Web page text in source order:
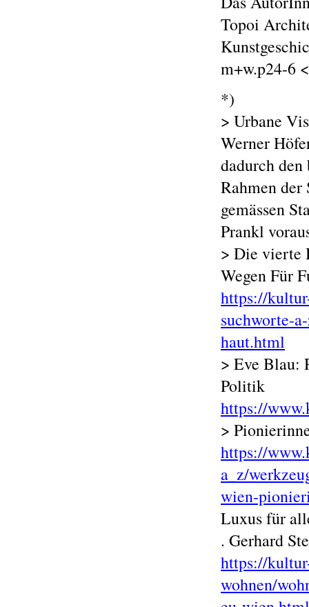
Topoi
m+w.p24-6
*)
> Urbane
Werner
dadurch den
Rahmen
gemässen
Prankl
> Die vierte
Wegen Für
https://
suchworte-
haut.html
> Eve Blau:
Politik
https://
>
https://
a_z/
wien-
Luxus für
. Gerhard
https://
wohnen/